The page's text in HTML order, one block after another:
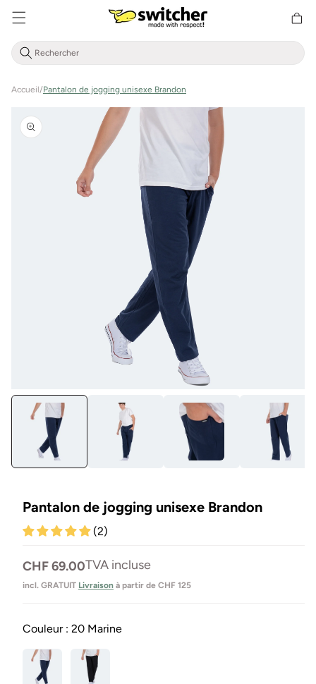
directement
d'achat
Accueil/Pantalon de jogging unisexe Brandon
l'information
sur le
Ouvrir
média
Pantalon de jogging unisexe Brandon
(2)
Prix
normal
CHF 69.00TVA incluse
incl. GRATUIT Livraison à partir de CHF 125
Couleur : 20 Marine